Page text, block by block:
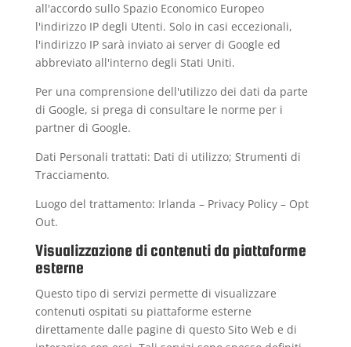
all'accordo sullo Spazio Economico Europeo
l'indirizzo IP degli Utenti. Solo in casi eccezionali,
l'indirizzo IP sarà inviato ai server di Google ed
abbreviato all'interno degli Stati Uniti.
Per una comprensione dell'utilizzo dei dati da parte
di Google, si prega di consultare le norme per i
partner di Google.
Dati Personali trattati: Dati di utilizzo; Strumenti di
Tracciamento.
Luogo del trattamento: Irlanda – Privacy Policy– Opt
Out.
Visualizzazione di contenuti da piattaforme
esterne
Questo tipo di servizi permette di visualizzare
contenuti ospitati su piattaforme esterne
direttamente dalle pagine di questo Sito Web e di